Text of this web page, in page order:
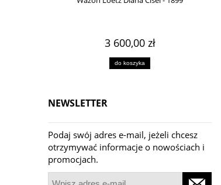
3 600,00 zł
do koszyka
NEWSLETTER
Podaj swój adres e-mail, jeżeli chcesz
otrzymywać informacje o nowościach i
promocjach.